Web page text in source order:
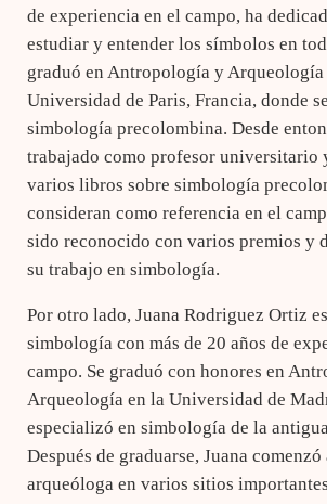
de experiencia en el campo, ha
estudiar y entender los símbolos en
graduó en Antropología y Arqueología
Universidad de Paris, Francia, donde
simbología precolombina. Desde
trabajado como profesor universitario
varios libros sobre simbología
consideran como referencia en el
sido reconocido con varios premios y
su trabajo en simbología.
Por otro lado, Juana Rodriguez Ortiz
simbología con más de 20 años de
campo. Se graduó con honores en
Arqueología en la Universidad de
especializó en simbología de la
Después de graduarse, Juana
arqueóloga en varios sitios